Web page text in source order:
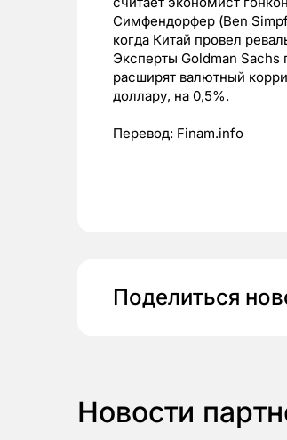
Симфендорфер (Ben
когда Китай провел
Эксперты Goldman Sachs
расширят валютный
доллару, на 0,5%.
Перевод: Finam.info
Поделиться
Новости